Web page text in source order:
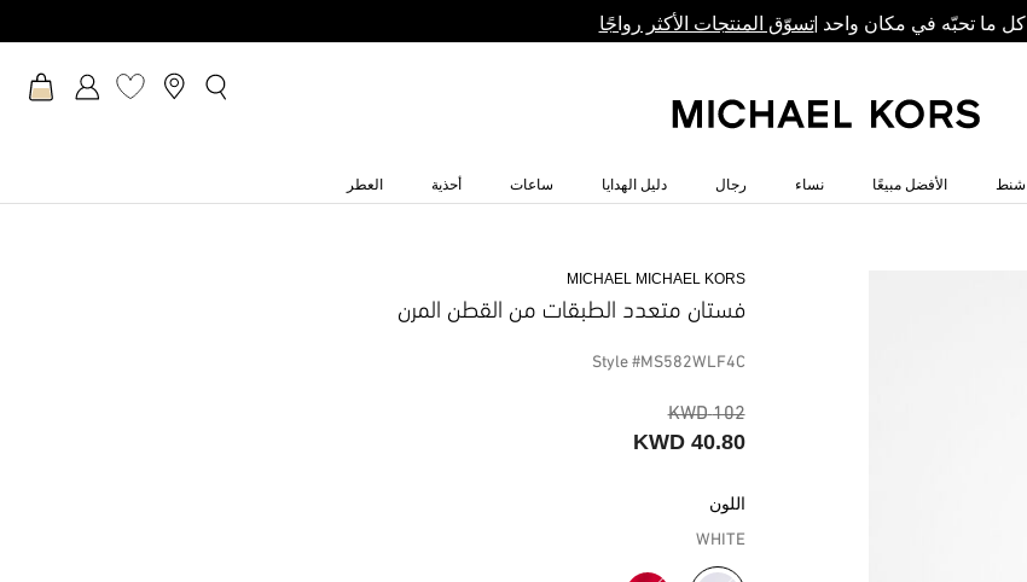
كل ما تحبّه في مكان واحد |تسوّق المنتجات الأكثر رواجًا
شنط الأفضل مبيعًا نساء رجال دليل الهدايا ساعات أحذية العطر
MICHAEL MICHAEL KORS
فستان متعدد الطبقات من القطن المرن
Style #MS582WLF4C
102 KWD
40.80 KWD
اللون
WHITE